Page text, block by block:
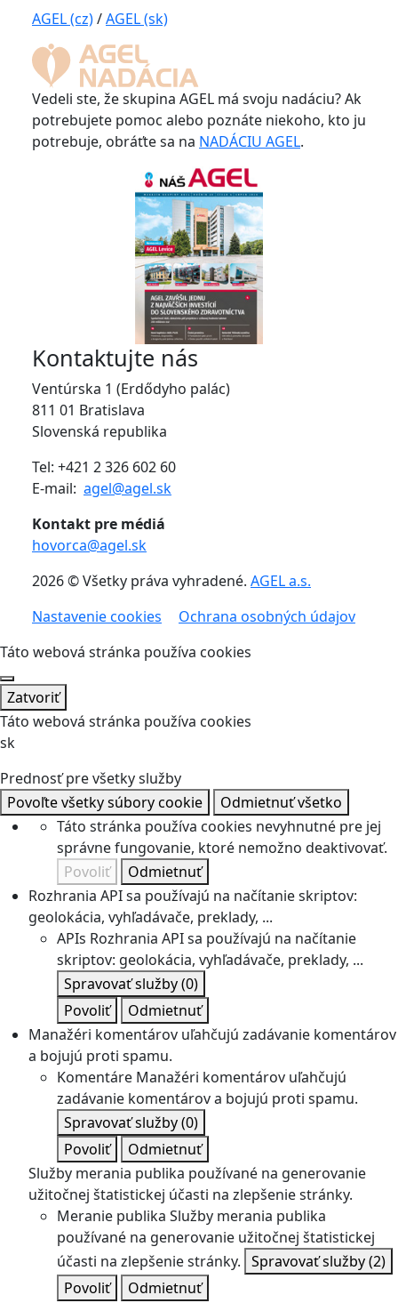
AGEL (cz)/AGEL (sk)
Vedeli ste, že skupina AGEL má svoju nadáciu? Ak
potrebujete pomoc alebo poznáte niekoho, kto ju
potrebuje, obráťte sa na NADÁCIU AGEL.
Kontaktujte nás
Ventúrska 1 (Erdődyho palác)
811 01 Bratislava
Slovenská republika
Tel: +421 2 326 602 60
E-mail: agel@agel.sk
Kontakt pre médiá
hovorca@agel.sk
2026 © Všetky práva vyhradené. AGEL a.s.
Nastavenie cookies
Ochrana osobných údajov
Táto webová stránka používa cookies
Zatvoriť
Táto webová stránka používa cookies
sk
Prednosť pre všetky služby
Povoľte všetky súbory cookie
Odmietnuť všetko
Táto stránka používa cookies nevyhnutné pre jej
správne fungovanie, ktoré nemožno deaktivovať.
Povoliť
Odmietnuť
Rozhrania API sa používajú na načítanie skriptov:
geolokácia, vyhľadávače, preklady, ...
APIs Rozhrania API sa používajú na načítanie
skriptov: geolokácia, vyhľadávače, preklady, ...
Spravovať služby(0)
Povoliť
Odmietnuť
Manažéri komentárov uľahčujú zadávanie komentárov
a bojujú proti spamu.
Komentáre Manažéri komentárov uľahčujú
zadávanie komentárov a bojujú proti spamu.
Spravovať služby(0)
Povoliť
Odmietnuť
Služby merania publika používané na generovanie
užitočnej štatistickej účasti na zlepšenie stránky.
Meranie publika Služby merania publika
používané na generovanie užitočnej štatistickej
účasti na zlepšenie stránky. Spravovať služby(2)
Povoliť
Odmietnuť